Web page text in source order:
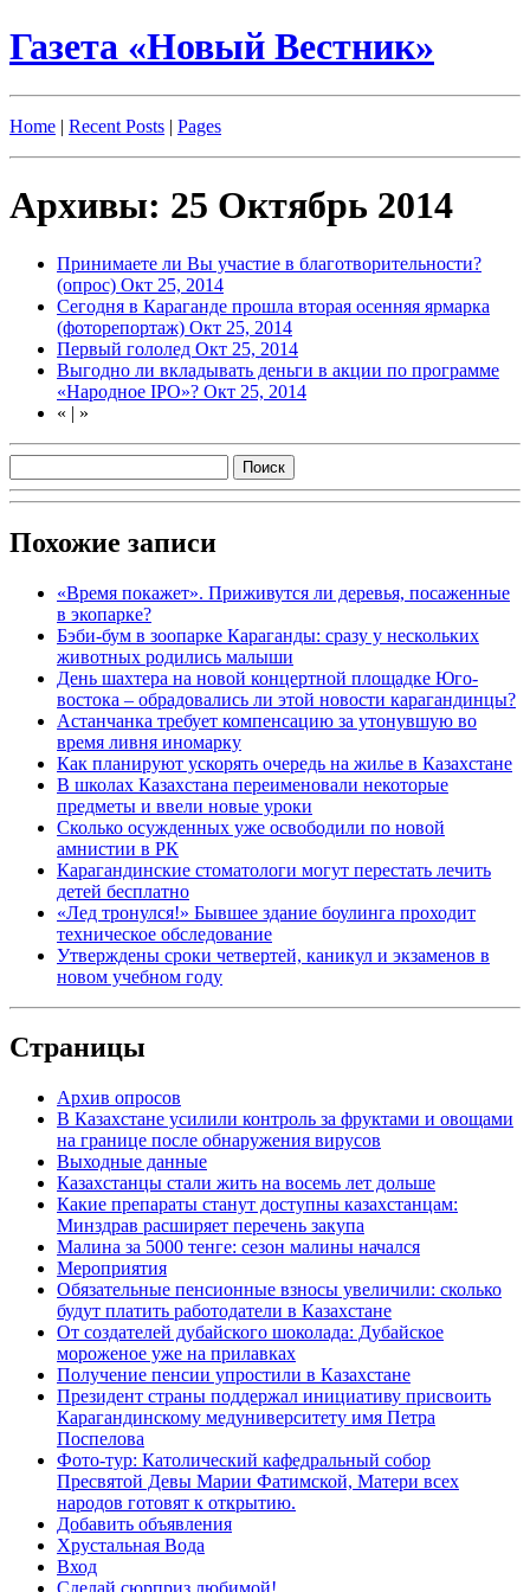
Газета «Новый Вестник»
Home | Recent Posts | Pages
Архивы: 25 Октябрь 2014
Принимаете ли Вы участие в благотворительности?
(опрос) Окт 25, 2014
Сегодня в Караганде прошла вторая осенняя ярмарка
(фоторепортаж) Окт 25, 2014
Первый гололед Окт 25, 2014
Выгодно ли вкладывать деньги в акции по программе
«Народное IPO»? Окт 25, 2014
« | »
Похожие записи
«Время покажет». Приживутся ли деревья, посаженные
в экопарке?
Бэби-бум в зоопарке Караганды: сразу у нескольких
животных родились малыши
День шахтера на новой концертной площадке Юго-
востока – обрадовались ли этой новости карагандинцы?
Астанчанка требует компенсацию за утонувшую во
время ливня иномарку
Как планируют ускорять очередь на жилье в Казахстане
В школах Казахстана переименовали некоторые
предметы и ввели новые уроки
Сколько осужденных уже освободили по новой
амнистии в РК
Карагандинские стоматологи могут перестать лечить
детей бесплатно
«Лед тронулся!» Бывшее здание боулинга проходит
техническое обследование
Утверждены сроки четвертей, каникул и экзаменов в
новом учебном году
Страницы
Архив опросов
В Казахстане усилили контроль за фруктами и овощами
на границе после обнаружения вирусов
Выходные данные
Казахстанцы стали жить на восемь лет дольше
Какие препараты станут доступны казахстанцам:
Минздрав расширяет перечень закупа
Малина за 5000 тенге: сезон малины начался
Мероприятия
Обязательные пенсионные взносы увеличили: сколько
будут платить работодатели в Казахстане
От создателей дубайского шоколада: Дубайское
мороженое уже на прилавках
Получение пенсии упростили в Казахстане
Президент страны поддержал инициативу присвоить
Карагандинскому медуниверситету имя Петра
Поспелова
Фото-тур: Католический кафедральный собор
Пресвятой Девы Марии Фатимской, Матери всех
народов готовят к открытию.
Добавить объявления
Хрустальная Вода
Вход